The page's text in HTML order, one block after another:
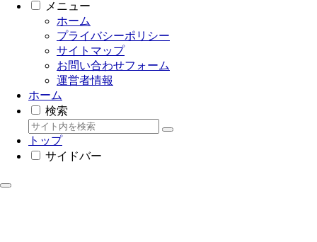
メニュー
ホーム
プライバシーポリシー
サイトマップ
お問い合わせフォーム
運営者情報
ホーム
検索
トップ
サイドバー